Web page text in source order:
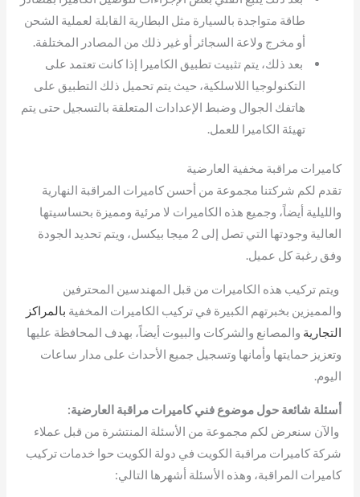
طاقة متواجدة بالسيارة مثل البطارية القابلة لعملية الشحن
أو مخرج ولاعة السجائر أو غير ذلك من المصادر المختلفة.
بعد ذلك، يتم تثبيت تطبيق الكاميرا إذا كانت تعتمد على
التكنولوجيا اللاسلكية، حيث يتم تحميل ذلك التطبيق على
هاتفك الجوال وضبط الإعدادات المتعلقة بالتسجيل حتى يتم
تهيئة الكاميرا للعمل.
كاميرات مراقبة مخفية العارضية
تقدم لكم شركتنا مجموعة من أحسن كاميرات المراقبة النهارية
والليلية أيضاً، وجميع هذه الكاميرات لا مرئية ومميزة بحساسيتها
العالية وجودتها التي تصل إلى 2 ميجا بيكسل، ويتم تحديد الجودة
وفق رغبة كل عميل.
ويتم تركيب هذه الكاميرات من قبل المهندسين المحترفين
والمميزين بخبرتهم الكبيرة في تركيب الكاميرات المخفية بالمراكز
التجارية والمصانع والشركات والبيوت أيضاً، بهدف المحافظة عليها
وتعزيز حمايتها وأمانها وتسجيل جميع الأحداث على مدار ساعات
اليوم.
أسئلة شائعة حول موضوع فني كاميرات مراقبة العارضية:
والآن سنعرض لكم مجموعة من الأسئلة المنتشرة من قبل عملاء
شركة كاميرات مراقبة الكويت في دولة الكويت حوا خدمات تركيب
كاميرات المراقبة، وهذه الأسئلة أشهرها التالي: